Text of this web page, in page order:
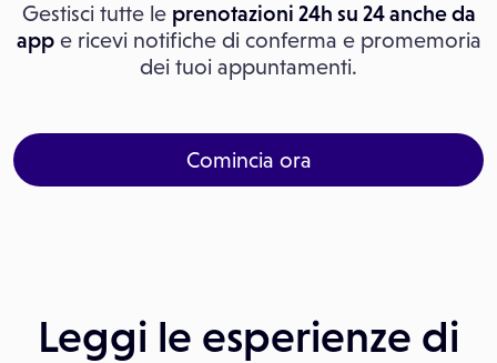
Gestisci tutte le prenotazioni 24h su 24 anche da
appe ricevi notifiche di conferma e promemoria
dei tuoi appuntamenti.
Comincia ora
Leggi le esperienze di